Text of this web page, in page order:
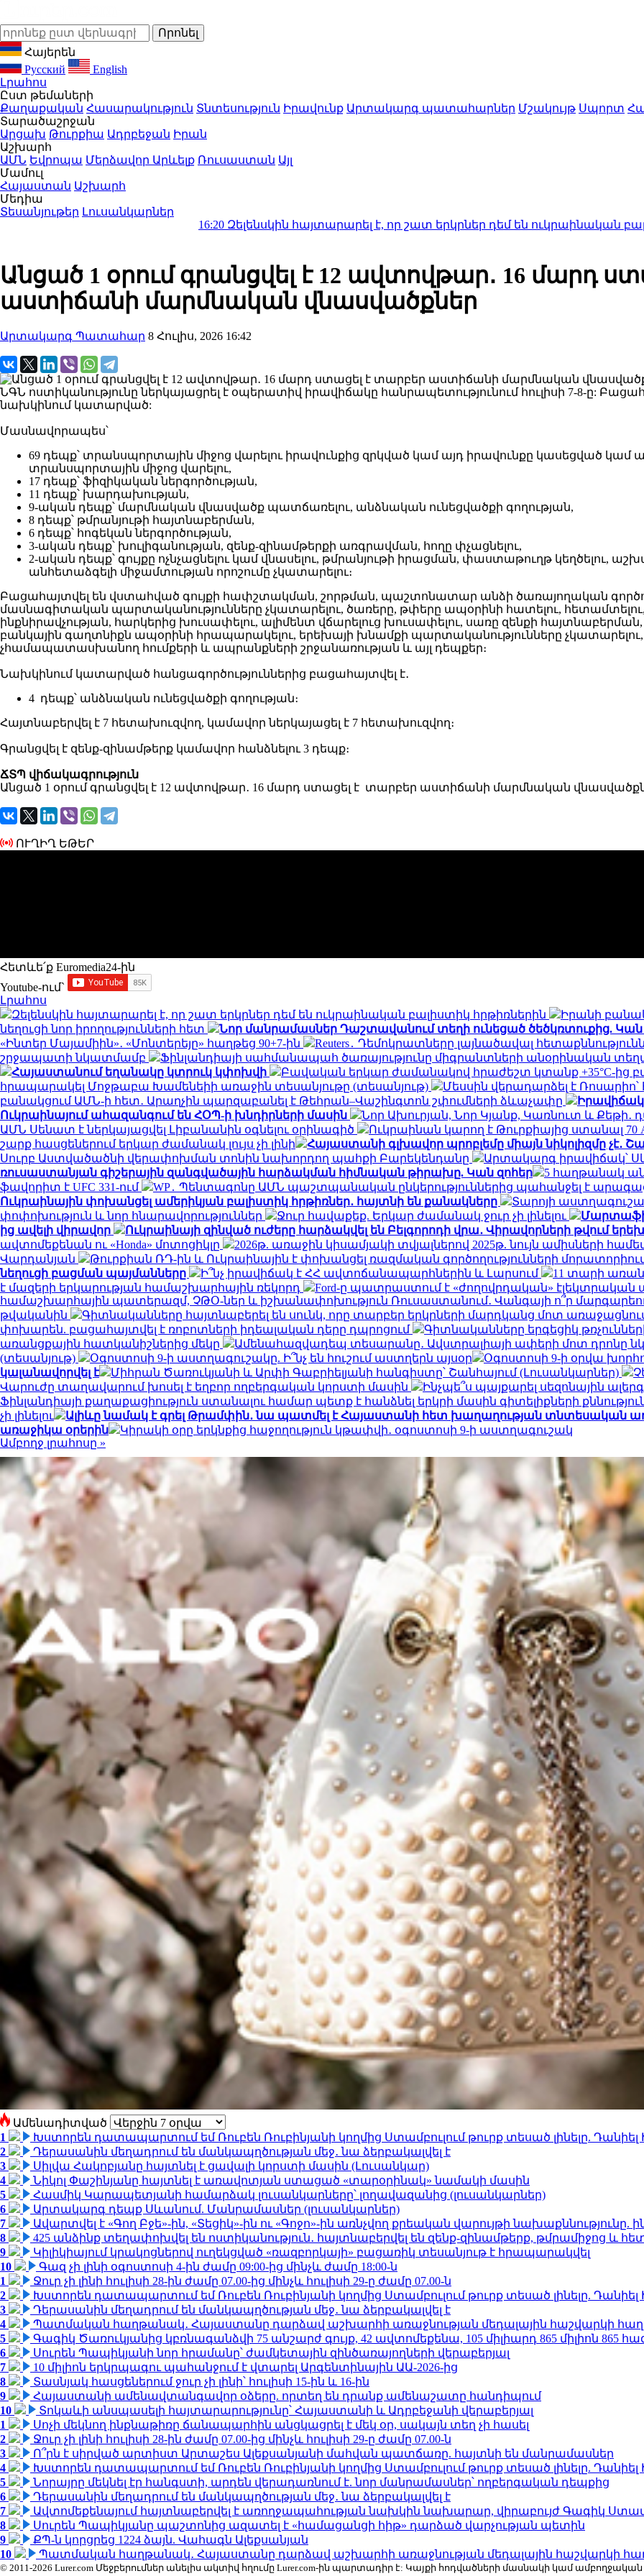
Հայերեն
Русский
English
Լրահոս
Ըստ թեմաների
Քաղաքական Հասարակություն Տնտեսություն Իրավունք Արտակարգ պատահարներ Մշակույթ Սպորտ
Տարածաշրջան
Արցախ Թուրքիա Ադրբեջան Իրան
Աշխարհ
ԱՄՆ Եվրոպա Մերձավոր Արևելք Ռուսաստան Այլ
Մամուլ
Հայաստան Աշխարհ
Մեդիա
Տեսանյութեր Լուսանկարներ
Զելենսկին հայտարարել է, որ շատ երկրներ դեմ են ուկրաինական բալիստիկ
Անցած 1 օրում գրանցվել է 12 ավտովթար․ 16 մարդ
աստիճանի մարմնական վնասվածքներ
Արտակարգ Պատահար 8 Հուլիս, 2026 16:42
ՆԳՆ ոստիկանությունը ներկայացրել է օպերատիվ իրավիճակը հանրապետությունում հուլիսի 7-8-ը:
նախկինում կատարված:
Մասնավորապես՝
69 դեպք՝ տրանսպորտային միջոց վարելու իրավունքից զրկված կամ այդ իրավունքը կասեցված կամ
տրանսպորտային միջոց վարելու,
17 դեպք՝ ֆիզիկական ներգործության,
11 դեպք՝ խարդախության,
9-ական դեպք՝ մարմնական վնասվածք պատճառելու, անձնական ունեցվածքի գողության,
8 դեպք՝ թմրանյութի հայտնաբերման,
6 դեպք՝ հոգեկան ներգործության,
3-ական դեպք՝ խուլիգանության, զենք-զինամթերքի առգրավման, հողը փչացնելու,
2-ական դեպք՝ գույքը ոչնչացնելու կամ վնասելու, թմրանյութի իրացման, փաստաթուղթ
անհետաձգելի միջամտության որոշումը չկատարելու։
Բացահայտվել են վստահված գույքի հափշտակման, շորթման, պաշտոնատար անձի ծառայողական
մասնագիտական պարտականությունները չկատարելու, ծառերը, թփերը ապօրինի հատելու, հետամտելու,
ինքնիրավչության, հարկերից խուսափելու, ալիմենտ վճարելուց խուսափելու, սառը զենքի
բանկային գաղտնիքն ապօրինի հրապարակելու, երեխայի խնամքի պարտականությունները
չհամապատասխանող հումքերի և ապրանքների շրջանառության և այլ դեպքեր։
Նախկինում կատարված հանցագործություններից բացահայտվել է․
4 դեպք՝ անձնական ունեցվածքի գողության։
Հայտնաբերվել է 7 հետախուզվող, կամավոր ներկայացել է 7 հետախուզվող։
Գրանցվել է զենք-զինամթերք կամավոր հանձնելու 3 դեպք։
ՃՏՊ վիճակագրություն
Անցած 1 օրում գրանցվել է 12 ավտովթար․ 16 մարդ ստացել է տարբեր աստիճանի մարմնական
ՈՒՂԻՂ ԵԹԵՐ
Հետևե՛ք Euromedia24-ին
Youtube-ում`
Լրահոս
Զելենսկին հայտարարել է, որ շատ երկրներ դեմ են ուկրաինական բալիստիկ հրթիռներին
Իրանի
նեղուցի նոր իրողությունների հետ
Նոր մանրամասներ Դաշտավանում տեղի ունեցած ծեծկռտուքից.
«Ինտեր Մայամիին»․ «Մոնտերեյը» հաղթեց 90+7-ին
Reuters․ Դեմոկրատները լայնածավալ
շրջապատի նկատմամբ
Ֆինլանդիայի սահմանապահ ծառայությունը միգրանտների անօրինական
Հայաստանում եղանակը կտրուկ կփոխվի
Բավական երկար ժամանակով հրաժեշտ կտանք +35°C-ից
հրապարակել Մոջթաբա Խամենեիի առաջին տեսանյութը (տեսանյութ)
Մեսսին վերադարձել է
բանակցում ԱՄՆ-ի հետ․ Արաղչին պարզաբանել է Թեհրան–Վաշինգտոն շփումների ձևաչափը
Ուկրաինայում ահազանգում են ՀՕՊ-ի խնդիրների մասին
Նոր Ախուրյան, Նոր Կյանք, Կառնուտ և
ԱՄՆ Սենատ է ներկայացվել Լիբանանին օգնելու օրինագիծ
Ուկրաինան կարող է Թուրքիայից ստանալ 70
շարք հասցեներում երկար ժամանակ լույս չի լինի
Հայաստանի գլխավոր պրոբլեմը միայն նիկոլիզմը չէ․
Սուրբ Աստվածածնի վերափոխման տոնին նախորդող պահքի Բարեկենդանը
Արտակարգ իրավիճակ՝
ռուսաստանյան գիշերային զանգվածային հարձակման հիմնական թիրախը. Կան զոհեր
5 հաղթանակ
ֆավորիտ է UFC 331-ում
WP․ Պենտագոնը ԱՄՆ պաշտպանական ընկերություններից պահանջել է
Ուկրաինային փոխանցել ամերիկյան բալիստիկ հրթիռներ․ հայտնի են քանակները
Տարոյի
փոփոխություն և նոր հնարավորություններ
Ջուր հավաքեք. Երկար ժամանակ ջուր չի լինելու
ից ավելի վիրավոր
Ուկրաինայի զինված ուժերը հարձակվել են Բելգորոդի վրա․ Վիրավորների թվում
ավտոմեքենան ու «Honda» մոտոցիկլը
2026թ. առաջին կիսամյակի տվյալներով 2025թ. նույն ամիսների
Վարդանյան
Թուրքիան ՌԴ-ին և Ուկրաինային է փոխանցել ռազմական գործողությունների
նեղուցի բացման պայմանները
Ի՞նչ իրավիճակ է ՀՀ ավտոճանապարհներին և Լարսում
11 տարի
է մազերի երկարության համաշխարհային ռեկորդ
Ford-ը պատրաստում է «ժողովրդական» էլեկտրական
համաշխարհային պատերազմ, ՉԹՕ-ներ և իշխանափոխություն Ռուսաստանում․ Վանգայի ո՞ր
թվականին
Գիտնականները հայտնաբերել են սունկ, որը տարբեր երկրների մարդկանց մոտ
փոխարեն. բացահայտվել է ռոբոտների իդեալական դերը դպրոցում
Գիտնականները երգեցիկ
առանցքային հատկանիշներից մեկը
Ամենահազվադեպ տեսարանը․ Ավստրալիայի ափերի մոտ դրոնը
(տեսանյութ)
Օգոստոսի 9-ի աստղագուշակը. Ի՞նչ են հուշում աստղերն այսօր
Օգոստոսի 9-ի օրվա
կալանավորվել է
Միհրան Ծառուկյանի և Արփի Գաբրիելյանի հանգիստը՝ Շանհայում (Լուսանկարներ)
Վարուժը տաղավարում խոսել է եղբոր ողբերգական կորստի մասին
Ինչպե՞ս պայքարել սեզոնային
Ֆինլանդիայի քաղաքացիություն ստանալու համար պետք է հանձնել երկրի մասին գիտելիքների
չի լինելու
Ալիևը նամակ է գրել Թրամփին․ նա պատմել է Հայաստանի հետ խաղաղության տնտեսական
առաջիկա օրերին
Կիրակի օրը երկնքից հաջողություն կթափվի․ օգոստոսի 9-ի աստղագուշակ
Ամբողջ լրահոսը »
Ամենադիտված
1
Խստորեն դատապարտում եմ Ռուբեն Ռուբինյանի կողմից Ստամբուլում թուրք տեսած լինելը. Դանիել
2
Դերասանին մեղադրում են մանկապղծության մեջ․ նա ձերբակալվել է
3
Սիլվա Հակոբյանը հայտնել է ցավալի կորստի մասին (Լուսանկար)
4
Նիկոլ Փաշինյանը հայտնել է առավոտյան ստացած «տարօրինակ» նամակի մասին
5
Հասմիկ Կարապետյանի համարձակ լուսանկարները՝ լողավազանից (լուսանկարներ)
6
Արտակարգ դեպք Սևանում. Մանրամասներ (լուսանկարներ)
7
Ավարտվել է «Գող Բջե»-ին, «Տեցիկ»-ին ու «Գոջո»-ին առնչվող քրեական վարույթի նախաքննությունը.
8
425 անձինք տեղափոխվել են ոստիկանություն․ հայտնաբերվել են զենք-զինամթերք, թմրամիջոց և
9
Կիլիկիայում կրակոցներով ուղեկցված «ռազբորկայի» բացառիկ տեսանյութ է հրապարակվել
10
Գազ չի լինի օգոստոսի 4-ին ժամը 09:00-ից մինչև ժամը 18:00-ն
1
Ջուր չի լինի հուլիսի 28-ին ժամը 07.00-ից մինչև հուլիսի 29-ը ժամը 07.00-ն
2
Խստորեն դատապարտում եմ Ռուբեն Ռուբինյանի կողմից Ստամբուլում թուրք տեսած լինելը. Դանիել
3
Դերասանին մեղադրում են մանկապղծության մեջ․ նա ձերբակալվել է
4
Պատմական հաղթանակ․ Հայաստանը դարձավ աշխարհի առաջնության մեդալային հաշվարկի
5
Գագիկ Ծառուկյանից կբռնագանձվի 75 անշարժ գույք, 42 ավտոմեքենա, 105 միլիարդ 865 միլիոն 865
6
Սուրեն Պապիկյանի նոր հրամանը՝ ժամկետային զինծառայողների վերաբերյալ
7
10 միլիոն երկրպագու պահանջում է վտարել Արգենտինային ԱԱ-2026-ից
8
Տասնյակ հասցեներում ջուր չի լինի՝ հուլիսի 15-ին և 16-ին
9
Հայաստանի ամենավտանգավոր օձերը. որտեղ են դրանք ամենաշատը հանդիպում
10
Տոկաևի անսպասելի հայտարարությունը՝ Հայաստանի և Ադրբեջանի վերաբերյալ
1
Սոչի մեկնող ինքնաթիռը ճանապարհին անցկացրել է մեկ օր, սակայն տեղ չի հասել
2
Ջուր չի լինի հուլիսի 28-ին ժամը 07.00-ից մինչև հուլիսի 29-ը ժամը 07.00-ն
3
Ո՞րն է սիրված արտիստ Արտաշես Ալեքսանյանի մահվան պատճառը. հայտնի են մանրամասներ
4
Խստորեն դատապարտում եմ Ռուբեն Ռուբինյանի կողմից Ստամբուլում թուրք տեսած լինելը. Դանիել
5
Նորայրը մեկնել էր հանգստի, արդեն վերադառնում է. նոր մանրամասներ՝ ողբերգական դեպքից
6
Դերասանին մեղադրում են մանկապղծության մեջ․ նա ձերբակալվել է
7
Ավտոմեքենայում հայտնաբերվել է առողջապահության նախկին նախարար, վիրաբույժ Գագիկ
8
Սուրեն Պապիկյանը պաշտոնից ազատել է «համացանցի հիթ» դարձած վարչության պետին
9
ՔՊ-ն կորցրեց 1224 ձայն. Վահագն Ալեքսանյան
10
Պատմական հաղթանակ․ Հայաստանը դարձավ աշխարհի առաջնության մեդալային հաշվարկի
© 2011-2026 Lurer.com Մեջբերումներ անելիս ակտիվ հղումը Lurer.com-ին պարտադիր է: Կայքի հոդվածների մասնակի կամ